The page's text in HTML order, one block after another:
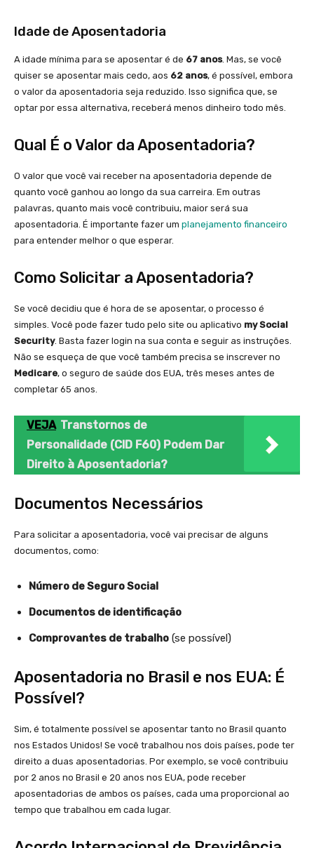
Idade de Aposentadoria
A idade mínima para se aposentar é de 67 anos. Mas, se você
quiser se aposentar mais cedo, aos 62 anos, é possível, embora
o valor da aposentadoria seja reduzido. Isso significa que, se
optar por essa alternativa, receberá menos dinheiro todo mês.
Qual É o Valor da Aposentadoria?
O valor que você vai receber na aposentadoria depende de
quanto você ganhou ao longo da sua carreira. Em outras
palavras, quanto mais você contribuiu, maior será sua
aposentadoria. É importante fazer um planejamento financeiro
para entender melhor o que esperar.
Como Solicitar a Aposentadoria?
Se você decidiu que é hora de se aposentar, o processo é
simples. Você pode fazer tudo pelo site ou aplicativo my Social
Security. Basta fazer login na sua conta e seguir as instruções.
Não se esqueça de que você também precisa se inscrever no
Medicare, o seguro de saúde dos EUA, três meses antes de
completar 65 anos.
VEJA Transtornos de
Personalidade (CID F60) Podem Dar
Direito à Aposentadoria?
Documentos Necessários
Para solicitar a aposentadoria, você vai precisar de alguns
documentos, como:
Número de Seguro Social
Documentos de identificação
Comprovantes de trabalho (se possível)
Aposentadoria no Brasil e nos EUA: É
Possível?
Sim, é totalmente possível se aposentar tanto no Brasil quanto
nos Estados Unidos! Se você trabalhou nos dois países, pode ter
direito a duas aposentadorias. Por exemplo, se você contribuiu
por 2 anos no Brasil e 20 anos nos EUA, pode receber
aposentadorias de ambos os países, cada uma proporcional ao
tempo que trabalhou em cada lugar.